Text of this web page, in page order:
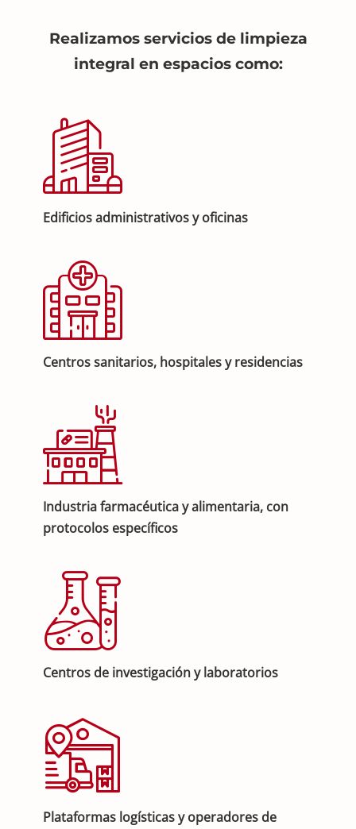
Realizamos servicios de limpieza
integral en espacios como:
Edificios administrativos y oficinas
Centros sanitarios, hospitales y residencias
Industria farmacéutica y alimentaria, con
protocolos específicos
Centros de investigación y laboratorios
Plataformas logísticas y operadores de